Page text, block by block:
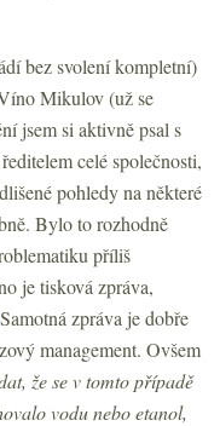
bez svolení kompletní)
Mikulov (už se
jsem si aktivně psal s
celé společnosti,
pohledy na některé
Bylo to rozhodně
příliš
je tisková zpráva,
zpráva je dobře
management. Ovšem
že se v tomto případě
vodu nebo etanol,